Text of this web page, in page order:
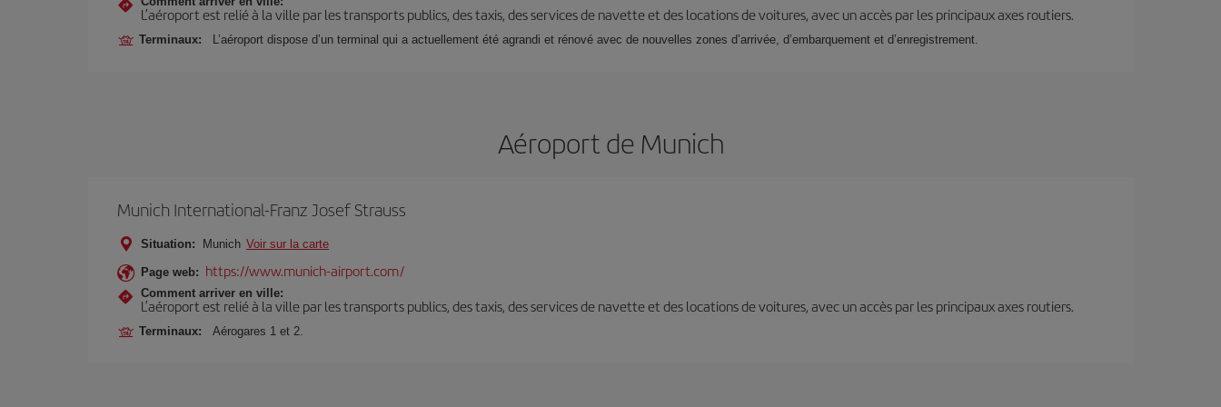
L’aéroport est relié à la ville par les transports publics, des taxis, des services de navette et des locations de voitures, avec un accès par les principaux axes routiers.
Terminaux: L’aéroport dispose d’un terminal qui a actuellement été agrandi et rénové avec de nouvelles zones d’arrivée, d’embarquement et d’enregistrement.
Aéroport de Munich
Munich International-Franz Josef Strauss
Situation: Munich Voir sur la carte
Page web: https://www.munich-airport.com/
Comment arriver en ville:
L’aéroport est relié à la ville par les transports publics, des taxis, des services de navette et des locations de voitures, avec un accès par les principaux axes routiers.
Terminaux: Aérogares 1 et 2.